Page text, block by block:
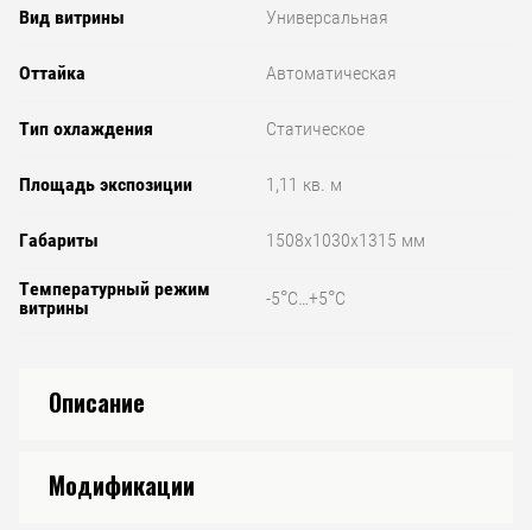
Вид витрины Универсальная
Оттайка Автоматическая
Тип охлаждения Статическое
Площадь экспозиции 1,11 кв. м
Габариты 1508x1030x1315 мм
Температурный режим
витрины
-5°С…+5°С
Описание
Модификации